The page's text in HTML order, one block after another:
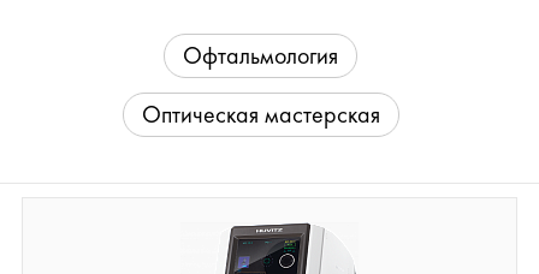
Офтальмология
Оптическая мастерская